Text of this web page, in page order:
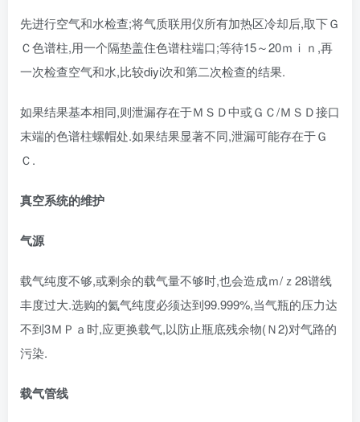
先进行空气和水检查;将气质联用仪所有加热区冷却后,取下Ｇ
Ｃ色谱柱,用一个隔垫盖住色谱柱端口;等待15～20ｍｉｎ,再
一次检查空气和水,比较diyi次和第二次检查的结果.
如果结果基本相同,则泄漏存在于ＭＳＤ中或ＧＣ/ＭＳＤ接口
末端的色谱柱螺帽处.如果结果显著不同,泄漏可能存在于Ｇ
Ｃ.
真空系统的维护
气源
载气纯度不够,或剩余的载气量不够时,也会造成ｍ/ｚ28谱线
丰度过大.选购的氦气纯度必须达到99.999%,当气瓶的压力达
不到3ＭＰａ时,应更换载气,以防止瓶底残余物(Ｎ2)对气路的
污染.
载气管线